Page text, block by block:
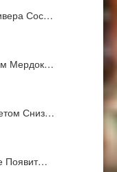
Сос…
Мердок…
Сниз…
Появит…